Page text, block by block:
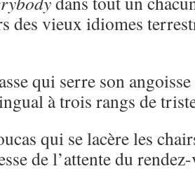
des vieux idiomes
qui serre son
à trois rangs de
qui se lacère les
de l’attente du